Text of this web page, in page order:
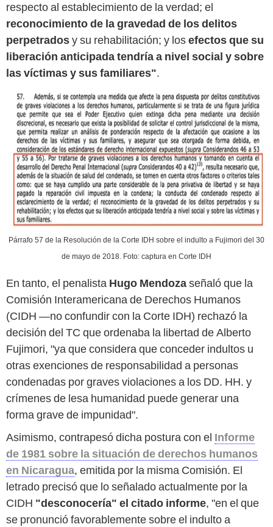
respecto al establecimiento de la verdad; el
reconocimiento de la gravedad de los delitos
perpetradosy su rehabilitación; y losefectos que su
liberación anticipada tendría a nivel social y sobre
las víctimas y sus familiares".
Párrafo 57 de la Resolución de la Corte IDH sobre el indulto a Fujimori del 30
de mayo de 2018. Foto: captura en Corte IDH
En tanto, el penalista Hugo Mendozaseñaló que la
Comisión Interamericana de Derechos Humanos
(CIDH —no confundir con la Corte IDH) rechazó la
decisión del TC que ordenaba la libertad de Alberto
Fujimori, "ya que considera que conceder indultos u
otras exenciones de responsabilidad a personas
condenadas por graves violaciones a los DD. HH. y
crímenes de lesa humanidad puede generar una
forma grave de impunidad".
Asimismo, contrapesó dicha postura con el Informe
de 1981 sobre la situación de derechos humanos
en Nicaragua, emitida por la misma Comisión. El
letrado precisó que lo señalado actualmente por la
CIDH "desconocería" el citado informe, "en el que
se pronunció favorablemente sobre el indulto a